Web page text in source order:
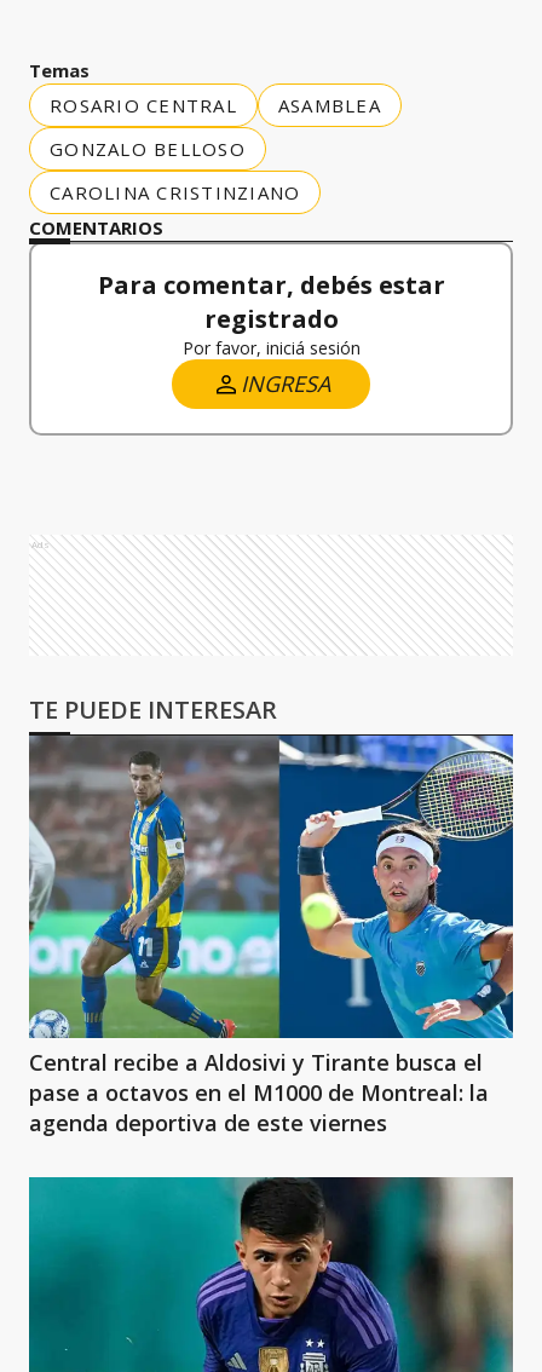
Temas
ROSARIO CENTRAL
ASAMBLEA
GONZALO BELLOSO
CAROLINA CRISTINZIANO
COMENTARIOS
Para comentar, debés estar
registrado
Por favor, iniciá sesión
INGRESA
Ads
TE PUEDE INTERESAR
Central recibe a Aldosivi y Tirante busca el
pase a octavos en el M1000 de Montreal: la
agenda deportiva de este viernes